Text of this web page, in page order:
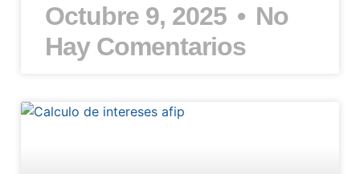
Octubre 9, 2025
No
Hay Comentarios